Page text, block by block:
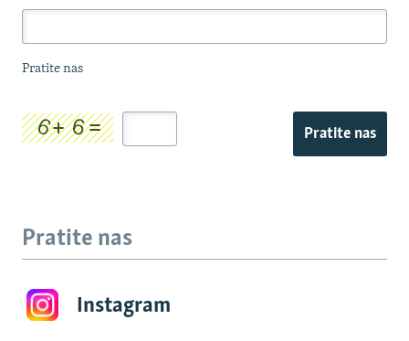
Pratite nas
Pratite nas
Pratite nas
Instagram